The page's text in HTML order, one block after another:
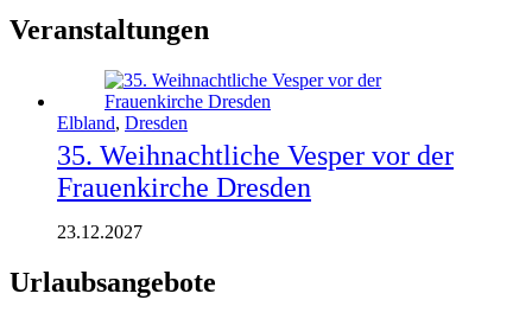
Veranstaltungen
Elbland, Dresden
35. Weihnachtliche Vesper vor der
Frauenkirche Dresden
23.12.2027
Urlaubsangebote